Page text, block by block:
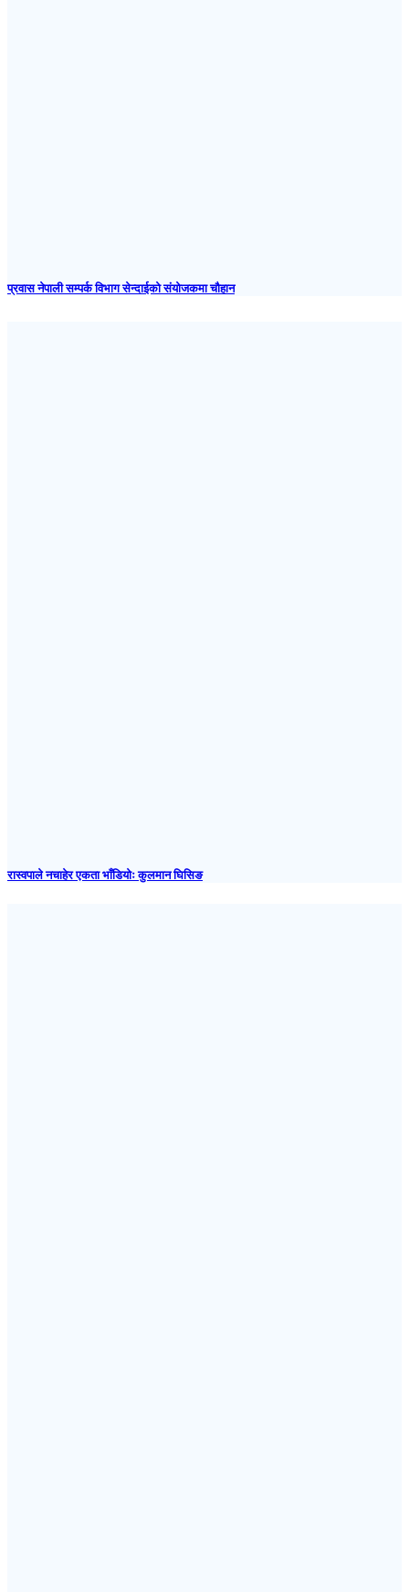
प्रवास नेपाली सम्पर्क विभाग सेन्दाईको संयोजकमा चौहान
रास्वपाले नचाहेर एकता भाँडियोः कुलमान घिसिङ